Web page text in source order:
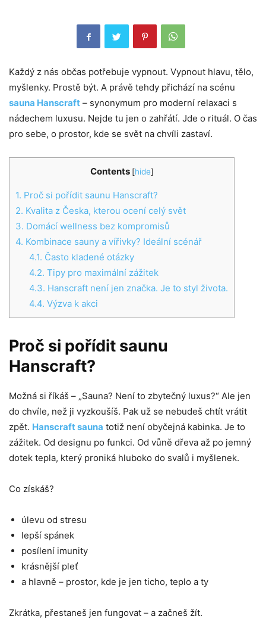
Každý z nás občas potřebuje vypnout. Vypnout hlavu, tělo,
myšlenky. Prostě být. A právě tehdy přichází na scénu
sauna Hanscraft – synonymum pro moderní relaxaci s
nádechem luxusu. Nejde tu jen o zahřátí. Jde o rituál. O čas
pro sebe, o prostor, kde se svět na chvíli zastaví.
Contents [hide]
1. Proč si pořídit saunu Hanscraft?
2. Kvalita z Česka, kterou ocení celý svět
3. Domácí wellness bez kompromisů
4. Kombinace sauny a vířivky? Ideální scénář
4.1. Často kladené otázky
4.2. Tipy pro maximální zážitek
4.3. Hanscraft není jen značka. Je to styl života.
4.4. Výzva k akci
Proč si pořídit saunu
Hanscraft?
Možná si říkáš – „Sauna? Není to zbytečný luxus?“ Ale jen
do chvíle, než ji vyzkoušíš. Pak už se nebudeš chtít vrátit
zpět. Hanscraft sauna totiž není obyčejná kabinka. Je to
zážitek. Od designu po funkci. Od vůně dřeva až po jemný
dotek tepla, který proniká hluboko do svalů i myšlenek.
Co získáš?
úlevu od stresu
lepší spánek
posílení imunity
krásnější pleť
a hlavně – prostor, kde je jen ticho, teplo a ty
Zkrátka, přestaneš jen fungovat – a začneš žít.